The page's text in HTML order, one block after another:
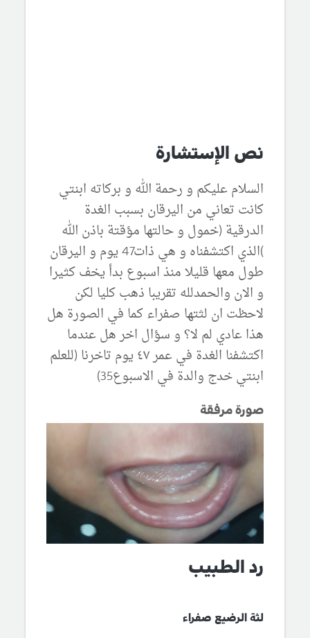
نص الإستشارة
السلام عليكم و رحمة الله و بركاته ابنتي
كانت تعاني من اليرقان بسبب الغدة
الدرقية (خمول و حالتها مؤقتة باذن الله
)الذي اكتشفناه و هي ذات47 يوم و اليرقان
طول معها قليلا منذ اسبوع بدأ يخف كثيرا
و الان والحمدلله تقريبا ذهب كليا لكن
لاحظت ان لثتها صفراء كما في الصورة هل
هذا عادي لم لا؟ و سؤال اخر هل عندما
اكتشفنا الغدة في عمر ٤٧ يوم تاخرنا (للعلم
ابنتي خدج والدة في الاسبوع35)
صورة مرفقة
رد الطبيب
لثة الرضيع صفراء